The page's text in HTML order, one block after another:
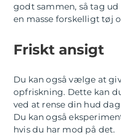
godt sammen, så tag
en masse forskelligt tøj
Friskt ansigt
Du kan også vælge at
opfriskning. Dette kan
ved at rense din hud
Du kan også
hvis du har mod på det.